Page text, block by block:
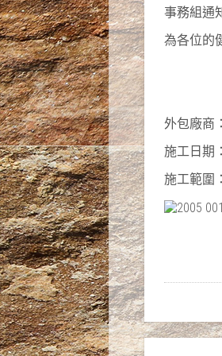
事務組通
為各位的
外包廠商
施工日期：
施工範圍